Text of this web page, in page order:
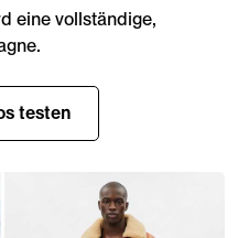
eine vollständige,
testen